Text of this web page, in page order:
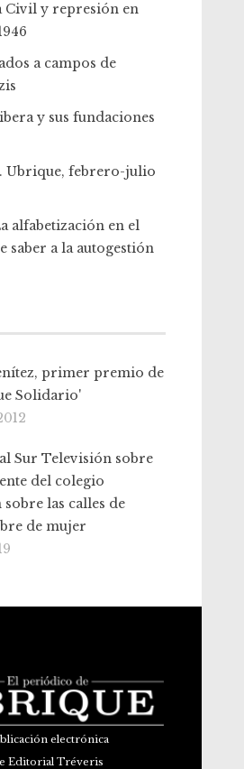
Civil y represión en
a campos de
y sus fundaciones
Ubrique, febrero-julio
alfabetización en el
saber a la autogestión
primer premio de
Solidario'
Sur Televisión sobre
del colegio
las calles de
de mujer
electrónica
Editorial Tréveris